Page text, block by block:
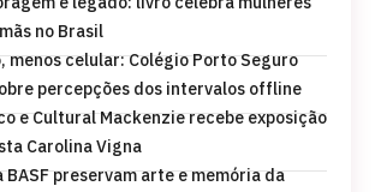
no Brasil
menos celular: Colégio Porto Seguro
percepções dos intervalos offline
e Cultural Mackenzie recebe exposição
Carolina Vigna
BASF preservam arte e memória da